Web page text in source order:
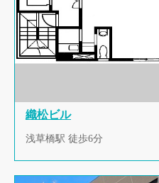
織松ビル
浅草橋駅 徒歩6分